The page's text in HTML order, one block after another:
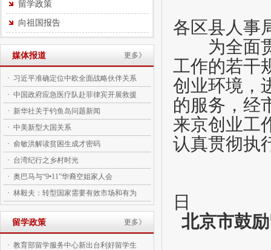
留学政策
向祖国报告
媒体报道 更多》
· 习近平准确定位中欧全面战略伙伴关系
· 中国政府应急医疗队赴菲律宾开展救援
· 新华社关于钓鱼岛问题新闻
· 中美新型大国关系
· 俞敏洪解读贫困生成才密码
· 台湾纪行之乡村时光
· 奥巴马与“9•11”华裔空姐家人会
· 林毅夫：转型国家需要有效市场和有为
留学政策 更多》
· 教育部留学服务中心新出台利好留学生
各区县人事
为全面贯
工作的若干
创业环境，
的服务，经
来京创业工
认真贯彻执
日
北京市鼓